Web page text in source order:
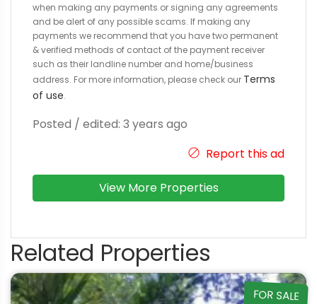
when making any payments or signing any agreements
and be alert of any possible scams. If making any
payments we recommend that you have two permanent
& verified methods of contact of the payment receiver
such as their landline number and home/business
address. For more information, please check our Terms
of use.
Posted / edited: 3 years ago
Report this ad
View More Properties
Related Properties
FOR SALE